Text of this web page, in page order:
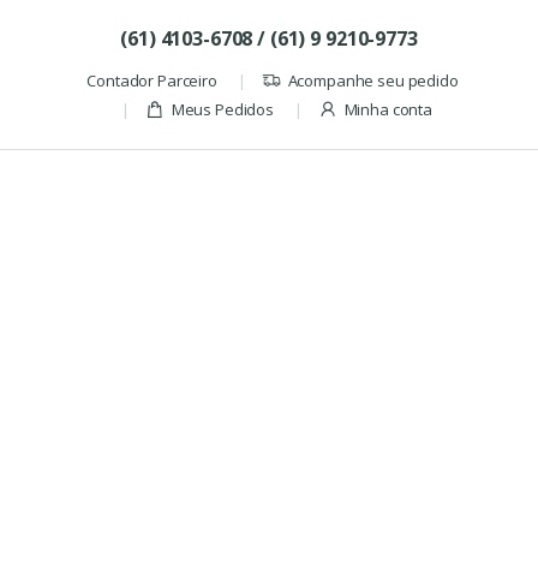
(61) 4103-6708 / (61) 9 9210-9773
Contador Parceiro
Acompanhe seu pedido
Meus Pedidos
Minha conta